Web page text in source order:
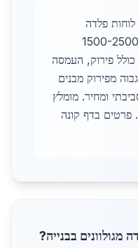
פלדה
מגולוונים משומשים במחירים 1500-2500
פירוק, העמסה
ביקוש גבוה מפירוק מבנים
ומחיר. מומלץ
פרטים בדף קונה
מגולוונים בבנייה?